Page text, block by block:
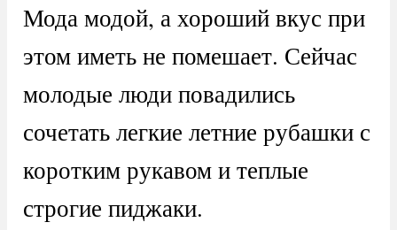
Мода модой, а хороший вкус при
этом иметь не помешает. Сейчас
молодые люди повадились
сочетать легкие летние рубашки с
коротким рукавом и теплые
строгие пиджаки.